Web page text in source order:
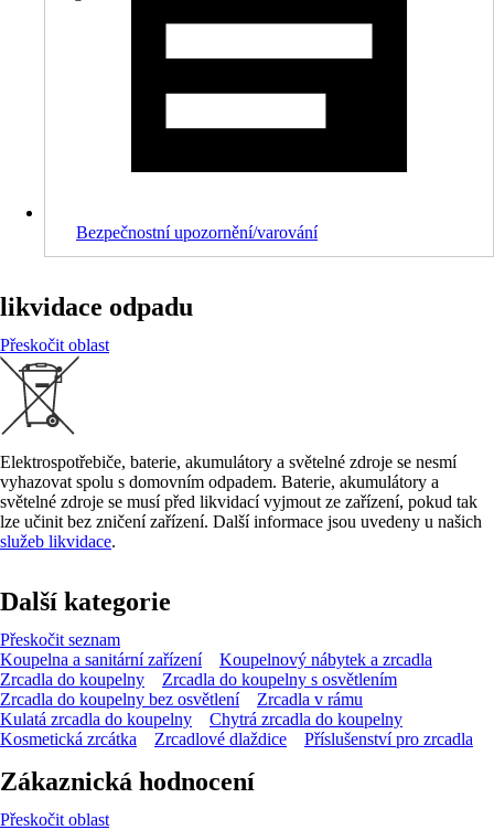
Bezpečnostní upozornění/varování
likvidace odpadu
Přeskočit oblast
Elektrospotřebiče, baterie, akumulátory a světelné zdroje se nesmí
vyhazovat spolu s domovním odpadem. Baterie, akumulátory a
světelné zdroje se musí před likvidací vyjmout ze zařízení, pokud tak
lze učinit bez zničení zařízení. Další informace jsou uvedeny u našich
služeb likvidace.
Další kategorie
Přeskočit seznam
Koupelna a sanitární zařízení
Koupelnový nábytek a zrcadla
Zrcadla do koupelny
Zrcadla do koupelny s osvětlením
Zrcadla do koupelny bez osvětlení
Zrcadla v rámu
Kulatá zrcadla do koupelny
Chytrá zrcadla do koupelny
Kosmetická zrcátka
Zrcadlové dlaždice Příslušenství pro zrcadla
Zákaznická hodnocení
Přeskočit oblast